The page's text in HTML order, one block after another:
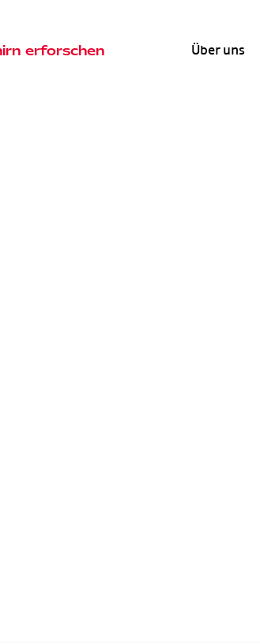
erforschen Über uns